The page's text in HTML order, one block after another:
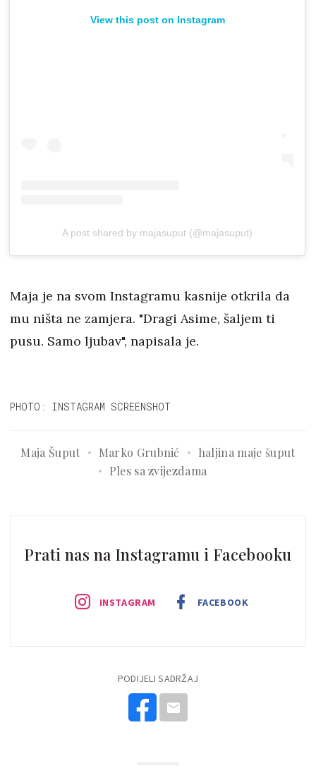
View this post on Instagram
A post shared by majasuput (@majasuput)
Maja je na svom Instagramu kasnije otkrila da
mu ništa ne zamjera. "Dragi Asime, šaljem ti
pusu. Samo ljubav", napisala je.
PHOTO: INSTAGRAM SCREENSHOT
Maja Šuput Marko Grubnić
haljina maje šuput
Ples sa zvijezdama
Prati nas na Instagramu i Facebooku
INSTAGRAM FACEBOOK
PODIJELI SADRŽAJ